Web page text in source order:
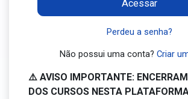
Acessar
Perdeu a senha?
Não possui uma conta? Criar
⚠️ AVISO IMPORTANTE:
DOS CURSOS NESTA